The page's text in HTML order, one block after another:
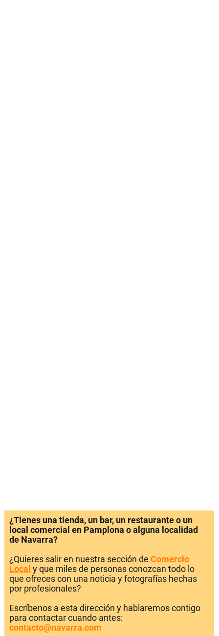
¿Tienes una tienda, un bar, un restaurante o un
local comercial en Pamplona o alguna localidad
de Navarra?
¿Quieres salir en nuestra sección de Comercio
Local y que miles de personas conozcan todo lo
que ofreces con una noticia y fotografías hechas
por profesionales?
Escríbenos a esta dirección y hablaremos contigo
para contactar cuando antes:
contacto@navarra.com